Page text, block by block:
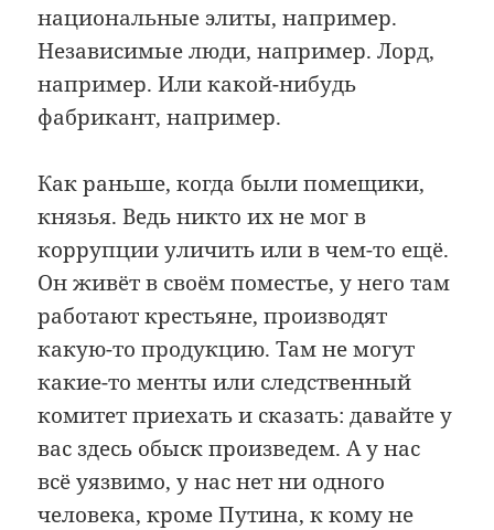
национальные элиты, например.
Независимые люди, например. Лорд,
например. Или какой-нибудь
фабрикант, например.
Как раньше, когда были помещики,
князья. Ведь никто их не мог в
коррупции уличить или в чем-то ещё.
Он живёт в своём поместье, у него там
работают крестьяне, производят
какую-то продукцию. Там не могут
какие-то менты или следственный
комитет приехать и сказать: давайте у
вас здесь обыск произведем. А у нас
всё уязвимо, у нас нет ни одного
человека, кроме Путина, к кому не